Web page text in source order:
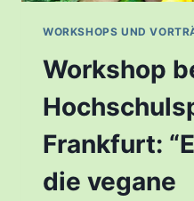
WORKSHOPS UND
Workshop
Frankfurt:
die vegane